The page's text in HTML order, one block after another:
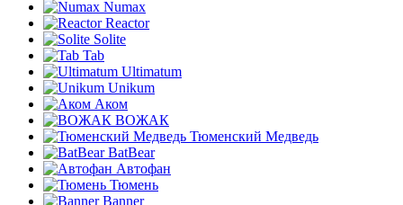
Numax
Reactor
Solite
Tab
Ultimatum
Unikum
Аком
ВОЖАК
Тюменский Медведь
BatBear
Автофан
Тюмень
Banner